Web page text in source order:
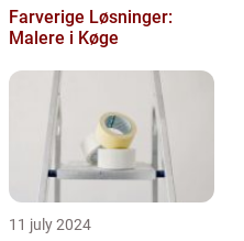
Farverige Løsninger:
Malere i Køge
11 july 2024